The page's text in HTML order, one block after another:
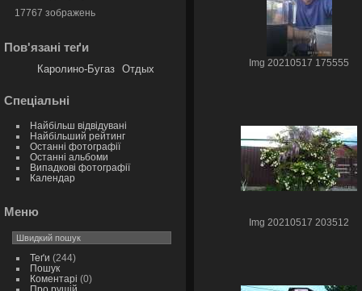
17767 зображень
Пов'язані теґи
Каролино-Бугаз Отдых
Спеціальні
Найбільш відвідувані
Найбільший рейтинг
Останні фотографії
Останні альбоми
Випадкові фотографії
Календар
Меню
Теґи (244)
Пошук
Коментарі (0)
Img 20210517 175555
Img 20210517 203512